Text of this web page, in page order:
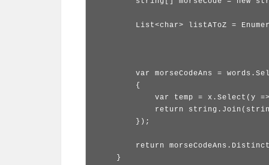
List<char> listAToZ =
var morseCodeAns =
        {
var temp =
return
        });
return
    }